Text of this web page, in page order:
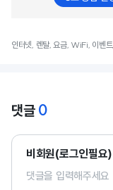
인터넷, 렌탈, 요금, WiFi, 이벤
댓글 0
비회원(로그인필요)